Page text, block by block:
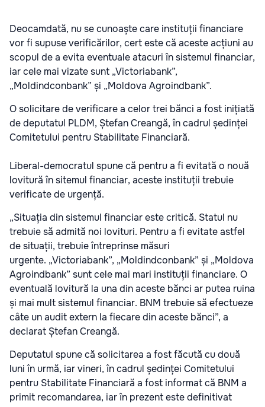
Deocamdată, nu se cunoaște care instituții financiare
vor fi supuse verificărilor, cert este că aceste acțiuni au
scopul de a evita eventuale atacuri în sistemul financiar,
iar cele mai vizate sunt „Victoriabank”,
„Moldindconbank” și „Moldova Agroindbank”.
O solicitare de verificare a celor trei bănci a fost inițiată
de deputatul PLDM, Ștefan Creangă, în cadrul ședinței
Comitetului pentru Stabilitate Financiară.
Liberal-democratul spune că pentru a fi evitată o nouă
lovitură în sitemul financiar, aceste instituții trebuie
verificate de urgență.
„Situația din sistemul financiar este critică. Statul nu
trebuie să admită noi lovituri. Pentru a fi evitate astfel
de situații, trebuie întreprinse măsuri
urgente. „Victoriabank”, „Moldindconbank” și „Moldova
Agroindbank” sunt cele mai mari instituții financiare. O
eventuală lovitură la una din aceste bănci ar putea ruina
și mai mult sistemul financiar. BNM trebuie să efectueze
câte un audit extern la fiecare din aceste bănci”, a
declarat Ștefan Creangă.
Deputatul spune că solicitarea a fost făcută cu două
luni în urmă, iar vineri, în cadrul ședinței Comitetului
pentru Stabilitate Financiară a fost informat că BNM a
primit recomandarea, iar în prezent este definitivat